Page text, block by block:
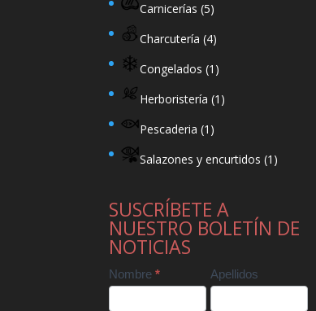
Carnicerías (5)
Charcutería (4)
Congelados (1)
Herboristería (1)
Pescaderia (1)
Salazones y encurtidos (1)
SUSCRÍBETE A
NUESTRO BOLETÍN DE
NOTICIAS
Contact
Us
Nombre* Apellidos